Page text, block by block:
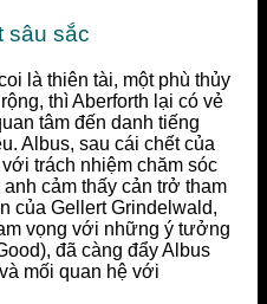
sâu sắc
là thiên tài, một phù thủy
thì Aberforth lại có vẻ
tâm đến danh tiếng
Albus, sau cái chết của
trách nhiệm chăm sóc
cảm thấy cản trở tham
của Gellert Grindelwald,
vọng với những ý tưởng
đã càng đẩy Albus
mối quan hệ với